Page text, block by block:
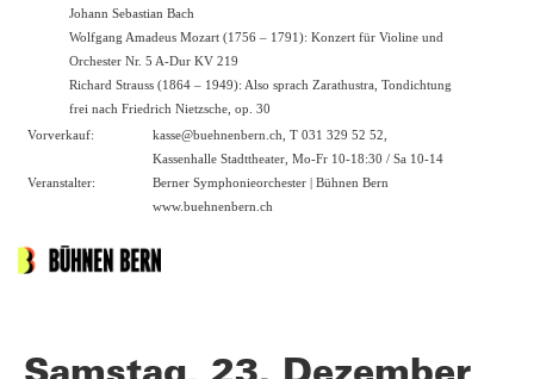
Johann Sebastian Bach
Wolfgang Amadeus Mozart (1756 – 1791): Konzert für Violine und
Orchester Nr. 5 A-Dur KV 219
Richard Strauss (1864 – 1949): Also sprach Zarathustra, Tondichtung
frei nach Friedrich Nietzsche, op. 30
Vorverkauf:
kasse@buehnenbern.ch, T 031 329 52 52,
Kassenhalle Stadttheater, Mo-Fr 10-18:30 / Sa 10-14
Veranstalter:
Berner Symphonieorchester | Bühnen Bern
www.buehnenbern.ch
Samstag, 23. Dezember